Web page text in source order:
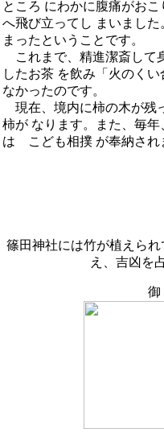
ところ にわかに腹痛がお
へ飛び立ってし まいまし
まったということです。
これまで、精進潔斎して
したお茶 を飲み「火のく
なかったのです。
現在、境内に柿の木が残
柿が なります。また、毎
は こども相撲 が奉納され
篠田神社には竹が植えら
え、吉凶を
御